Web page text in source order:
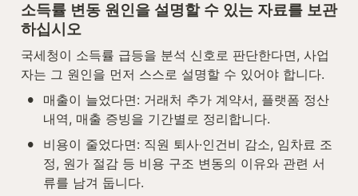
소득률 변동 원인을 설명할 수 있는 자료를 보관
하십시오
국세청이 소득률 급등을 분석 신호로 판단한다면, 사업
자는 그 원인을 먼저 스스로 설명할 수 있어야 합니다.
•
매출이 늘었다면: 거래처 추가 계약서, 플랫폼 정산
내역, 매출 증빙을 기간별로 정리합니다.
•
비용이 줄었다면: 직원 퇴사·인건비 감소, 임차료 조
정, 원가 절감 등 비용 구조 변동의 이유와 관련 서
류를 남겨 둡니다.